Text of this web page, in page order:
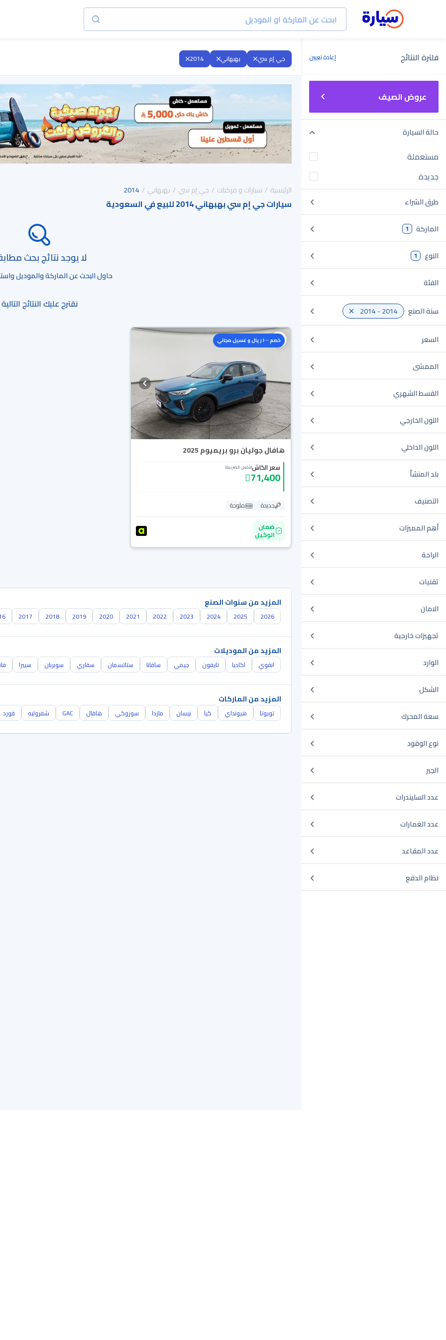
فلترة النتائج إعادة تعيين
عروض الصيف
حالة السيارة
مستعملة
جديدة
طرق الشراء
الماركة 1
النوع 1
الفئة
سنة الصنع 2014 - 2014
السعر
الممشى
القسط الشهري
اللون الخارجي
اللون الداخلي
بلد المنشأ
التصنيف
أهم المميزات
الراحة
تقنيات
الامان
تجهيزات خارجية
الوارد
الشكل
سعة المحرك
نوع الوقود
الجير
عدد السليندرات
عدد الغمارات
عدد المقاعد
نظام الدفع
جي إم سي بهبهاني 2014
الرئيسية سيارات و مركبات جي إم سي بهبهاني 2014
سيارات جي إم سي بهبهاني 2014 للبيع في السعودية
لا يوجد نتائج بحث
حاول البحث عن الماركة والموديل
نقترح عليك النتائج التالية
خصم ١٠٠٠ ريال و غسيل مجاني
هافال جوليان برو بريميوم 2025
سعر الكاش(شامل الضريبة)
71,400
جديدة
ملوحة
ضمان
الوكيل
المزيد من سنوات الصنع
2026
2025
2024
2023
2022
2021
2020
2019
2018
2017
المزيد من الموديلات
انفوي اكاديا تايفون جيمي سافانا ستاتسمان سفاري سوبربان سييرا
المزيد من الماركات
تويوتا هيونداي كيا نيسان مازدا سوزوكي هافال GAC شفروليه فورد